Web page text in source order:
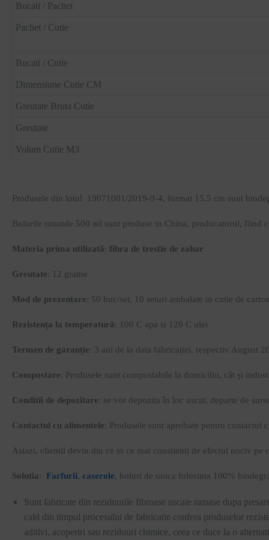
Bucati / Pachet
Pachet / Cutie
Bucati / Cutie
Dimensiune Cutie CM
Greutate Bruta Cutie
Greutate
Volum Cutie M3
Produsele din lotul 19071001/2019-9-4, format 15,5 cm sunt
Bolurile rotunde 500 ml sunt produse in China, producatorul, fiind
Materia prima utilizată : fibra de trestie de zahar
Greutate: 12 grame
Mod de prezentare: 50 buc/set, 10 seturi ambalate in cutie de
Rezistența la temperatură : 100 C apa si 120 C ulei
Termen de garanție: 3 ani de la data fabricației, respectiv August
Compostare: Produsele sunt compostabile la domiciliu, cât și
Conditii de depozitare: se vor depozita în loc uscat, departe de
Contactul cu alimentele: Produsele sunt aprobate pentru contactul
Astazi, clientii devin din ce in ce mai constienti de efectul nociv pe
Solutia : Farfurii, caserole, boluri de unica folosinta 100%
Sunt fabricate din reziduurile fibroase uscate ramase dupa
cald din timpul procesului de fabricatie confera produselor
aditivi, acoperiri sau reziduuri chimice, ceea ce duce la o